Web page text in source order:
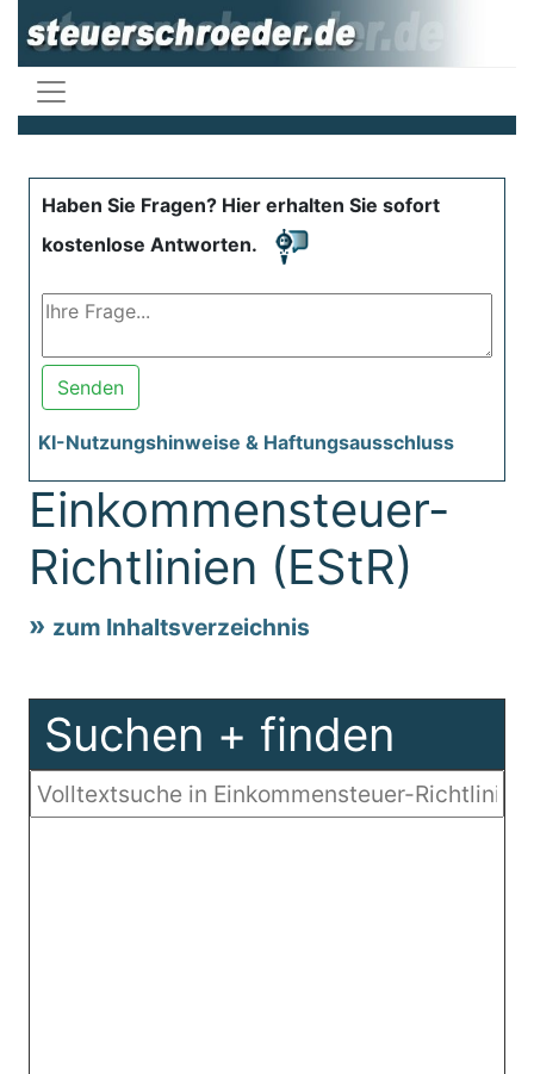
Haben Sie Fragen? Hier erhalten Sie sofort
kostenlose Antworten.
Senden
KI-Nutzungshinweise & Haftungsausschluss
Einkommensteuer-
Richtlinien (EStR)
zum Inhaltsverzeichnis
Suchen + finden